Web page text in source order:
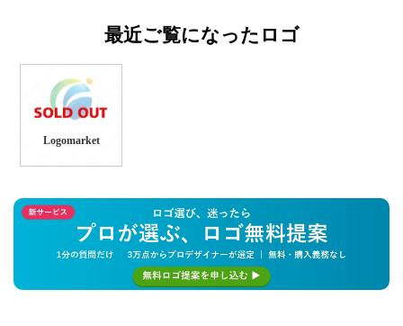
最近ご覧になったロゴ
Logomarket